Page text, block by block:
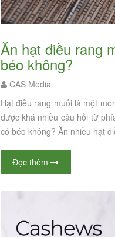
Ăn hạt điều rang muối vỏ lụa có sao không? - Buổi tối ăn hạt điều rang muối có
béo không?
CAS Media
Hạt điều rang muối là một
được khá nhiều câu hỏi từ
có béo không? Ăn nhiều hạt
Đọc thêm